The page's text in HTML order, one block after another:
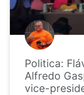
Politica:
Alfredo
vice-